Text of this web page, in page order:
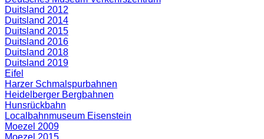
Duitsland 2012
Duitsland 2014
Duitsland 2015
Duitsland 2016
Duitsland 2018
Duitsland 2019
Eifel
Harzer Schmalspurbahnen
Heidelberger Bergbahnen
Hunsrückbahn
Localbahnmuseum Eisenstein
Moezel 2009
Moezel 2015